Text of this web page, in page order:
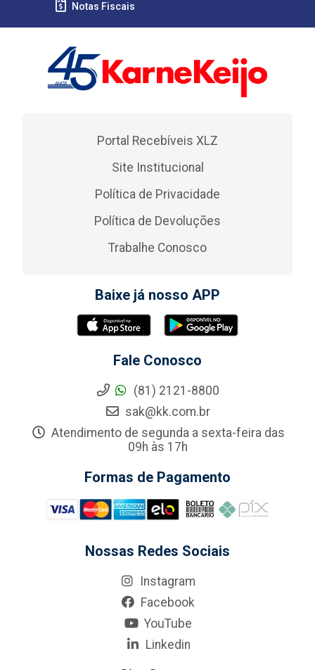
Notas Fiscais
Portal Recebíveis XLZ
Site Institucional
Política de Privacidade
Política de Devoluções
Trabalhe Conosco
Baixe já nosso APP
Fale Conosco
(81) 2121-8800
sak@kk.com.br
Atendimento de segunda a sexta-feira das
09h às 17h
Formas de Pagamento
Nossas Redes Sociais
Instagram
Facebook
YouTube
Linkedin